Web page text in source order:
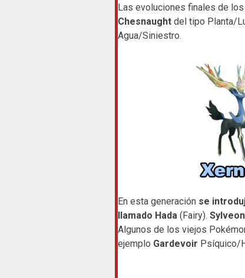
Las evoluciones finales de
Chesnaughtdel tipo Planta/
Agua/Siniestro.
En esta generación se
llamado Hada(Fairy). Sylveon
Algunos de los viejos
ejemplo Gardevoir Psíquico/